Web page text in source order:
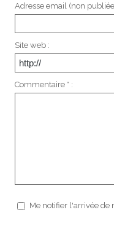
Adresse email (non
Site web :
Commentaire * :
Me notifier l'arrivée